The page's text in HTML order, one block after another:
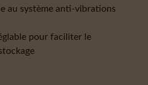
au système anti-vibrations
pour faciliter le